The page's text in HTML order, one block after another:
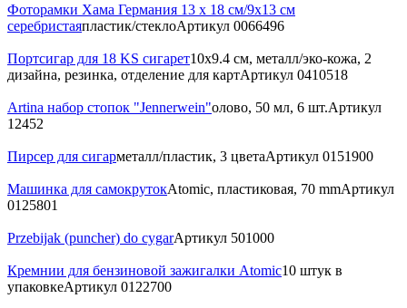
Фоторамки Хама Германия 13 х 18 см/9х13 см
серебристаяпластик/стеклоАртикул 0066496
Портсигар для 18 KS сигарет10х9.4 см, металл/эко-кожа, 2
дизайна, резинка, отделение для картАртикул 0410518
Artina набор стопок "Jennerwein"олово, 50 мл, 6 шт.Артикул
12452
Пирсер для сигарметалл/пластик, 3 цветаАртикул 0151900
Машинка для самокрутокAtomic, пластиковая, 70 mmАртикул
0125801
Przebijak (puncher) do cygarАртикул 501000
Кремнии для бензиновой зажигалки Atomic10 штук в
упаковкеАртикул 0122700